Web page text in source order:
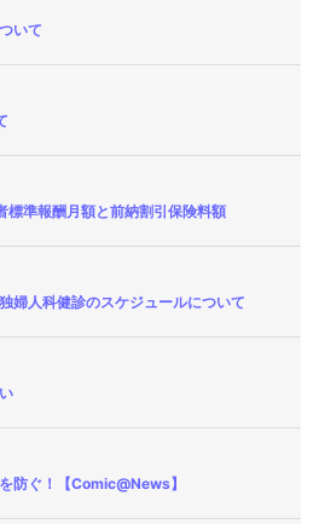
いて
準報酬月額と前納割引保険料額
人科健診のスケジュールについて
防ぐ！【Comic@News】